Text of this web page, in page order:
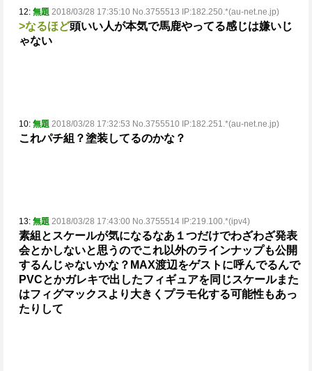
12: 無題 2018/03/28 17:35:10 No.3755513 IP:182.250.*(au-net.ne.jp)
>なるほど頭いい人が本気で馬鹿やってる感じは嫌いじ
ゃない
10: 無題 2018/03/28 17:32:53 No.3755510 IP:182.251.*(au-net.ne.jp)
これパチ組？塗装してるのかな？
13: 無題 2018/03/28 17:43:00 No.3755514 IP:219.100.*(ipv4)
素組とスケールが気になるなあ １つだけでわざわざ発表
会とかしないと思うのでこれ以外のラインナップも公開
するんじゃないかな？ MAX渡辺をゲストに呼んでるんで
PVCとかガレキで出したフィギュアを同じスケールまた
はフィグマックスより大きくプラモ化する可能性もあっ
たりして